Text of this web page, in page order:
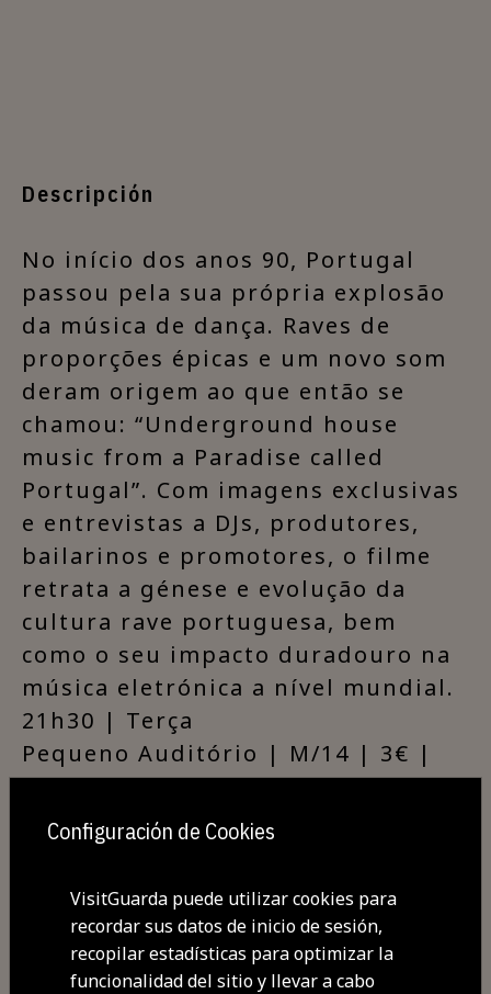
Descripción
No início dos anos 90, Portugal
passou pela sua própria explosão
da música de dança. Raves de
proporções épicas e um novo som
deram origem ao que então se
chamou: “Underground house
music from a Paradise called
Portugal”. Com imagens exclusivas
e entrevistas a DJs, produtores,
bailarinos e promotores, o filme
retrata a génese e evolução da
cultura rave portuguesa, bem
como o seu impacto duradouro na
música eletrónica a nível mundial.
21h30 | Terça
Pequeno Auditório | M/14 | 3€ |
80M
Org: TMG/CMG
+ Informação e Bilheteira
em:Teatro Municipal da Guarda
Configuración de Cookies
VisitGuarda puede utilizar cookies para
recordar sus datos de inicio de sesión,
recopilar estadísticas para optimizar la
funcionalidad del sitio y llevar a cabo